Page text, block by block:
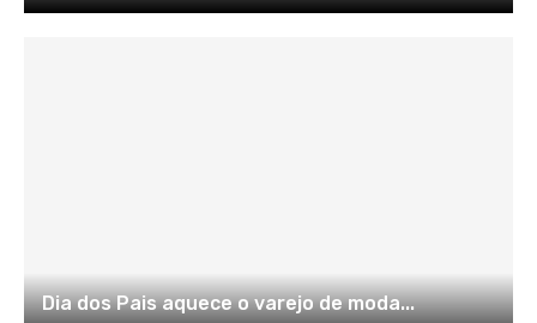
Dia dos Pais aquece o varejo de moda...